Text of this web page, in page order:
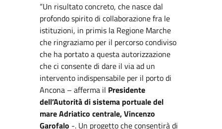
“Un risultato concreto, che nasce dal
profondo spirito di collaborazione fra le
istituzioni, in primis la Regione Marche
che ringraziamo per il percorso condiviso
che ha portato a questa autorizzazione
che ci consente di dare il via ad un
intervento indispensabile per il porto di
Ancona – afferma il Presidente
dell’Autorità di sistema portuale del
mare Adriatico centrale, Vincenzo
Garofalo -. Un progetto che consentirà di